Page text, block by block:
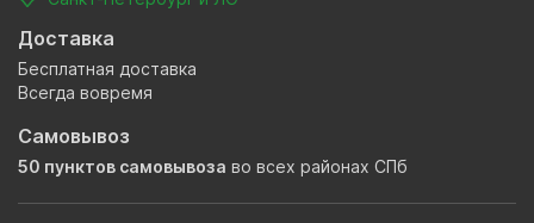
Доставка
Бесплатная доставка
Всегда вовремя
Самовывоз
50 пунктов самовывоза во всех районах СПб